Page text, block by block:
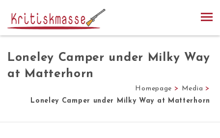
Loneley Camper under Milky Way
at Matterhorn
Homepage > Media >
Loneley Camper under Milky Way at Matterhorn